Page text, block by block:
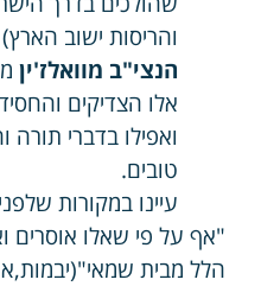
והריסות ישוב
הנצי"ב מוואלז'ין
אלו הצדיקים
ואפילו בדברי
טובים.
עיינו במקורות
"אף על פי שאלו אוסרים
הלל מבית